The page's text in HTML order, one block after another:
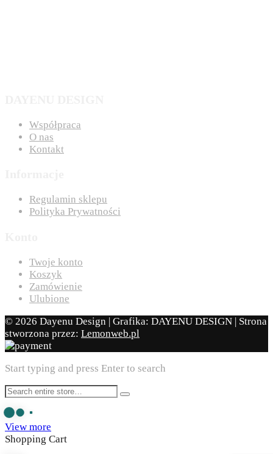
Współpraca
O nas
Kontakt
Regulamin sklepu
Polityka Prywatności
Twoje konto
Koszyk
Zamówienie
Ulubione
© 2026 Dayenu Design | Grafika: DAYENU DESIGN | Strona
stworzona przez: Lemonweb.pl
Start typing and press Enter to search
View more
Shopping Cart